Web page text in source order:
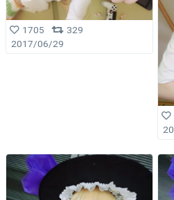
1705
329
2017/06/29